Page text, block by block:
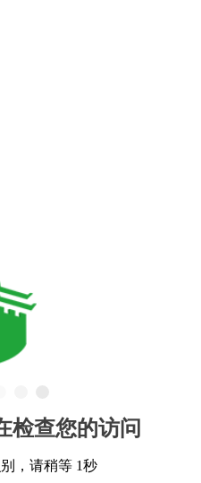
检查您的访问
，请稍等 1秒